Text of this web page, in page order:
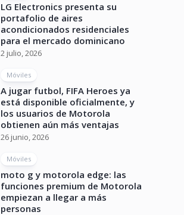
LG Electronics presenta su
portafolio de aires
acondicionados residenciales
para el mercado dominicano
2 julio, 2026
Móviles
A jugar futbol, FIFA Heroes ya
está disponible oficialmente, y
los usuarios de Motorola
obtienen aún más ventajas
26 junio, 2026
Móviles
moto g y motorola edge: las
funciones premium de Motorola
empiezan a llegar a más
personas